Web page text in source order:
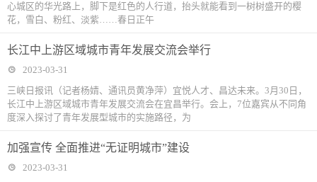
心城区的华光路上，脚下是红色的人行道，抬头就能看到一树树盛开的樱
花，雪白、粉红、淡紫……春日正午
长江中上游区域城市青年发展交流会举行
2023-03-31
三峡日报讯（记者杨婧、通讯员黄净萍）宜悦人才、昌达未来。3月30日，
长江中上游区域城市青年发展交流会在宜昌举行。会上，7位嘉宾从不同角
度深入探讨了青年发展型城市的实施路径，为
加强宣传 全面推进“无证明城市”建设
2023-03-31